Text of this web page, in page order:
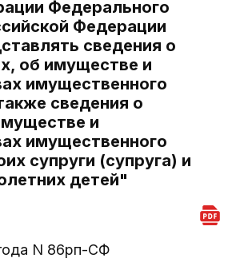
Федерального
Федерации
сведения о
об имуществе и
имущественного
сведения о
и
имущественного
супруги (супруга) и
детей"
N 86рп-СФ